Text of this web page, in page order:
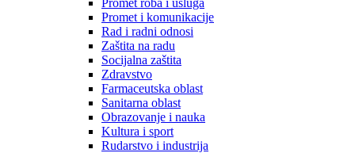
Promet roba i usluga
Promet i komunikacije
Rad i radni odnosi
Zaštita na radu
Socijalna zaštita
Zdravstvo
Farmaceutska oblast
Sanitarna oblast
Obrazovanje i nauka
Kultura i sport
Rudarstvo i industrija